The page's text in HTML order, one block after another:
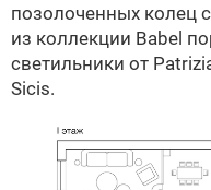
позолоченных колец
из коллекции Babel
светильники от
Sicis.